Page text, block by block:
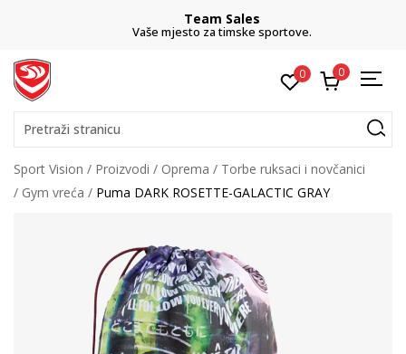
Team Sales
Vaše mjesto za timske sportove.
0 0
Pretraži stranicu
Sport Vision Proizvodi Oprema
Torbe ruksaci i novčanici
Gym vreća
Puma DARK ROSETTE-GALACTIC GRAY